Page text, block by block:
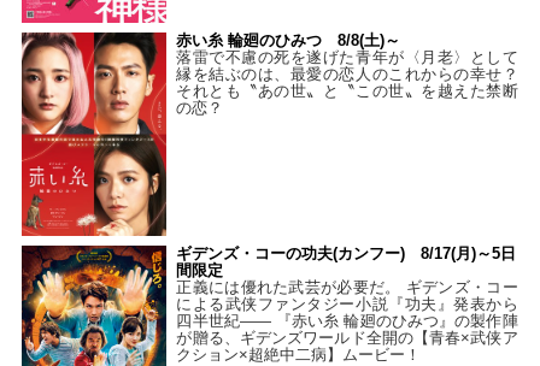
赤い糸 輪廻のひみつ 8/8(土)～
落雷で不慮の死を遂げた青年が〈月老〉として
縁を結ぶのは、最愛の恋人のこれからの幸せ？
それとも〝あの世〟と〝この世〟を越えた禁断
の恋？
ギデンズ・コーの功夫(カンフー) 8/17(月)～5日
間限定
正義には優れた武芸が必要だ。 ギデンズ・コー
による武侠ファンタジー小説『功夫』発表から
四半世紀―― 『赤い糸 輪廻のひみつ』の製作陣
が贈る、ギデンズワールド全開の【青春×武侠ア
クション×超絶中二病】ムービー！